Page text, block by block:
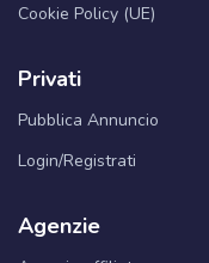
Cookie Policy (UE)
Privati
Pubblica Annuncio
Login/Registrati
Agenzie